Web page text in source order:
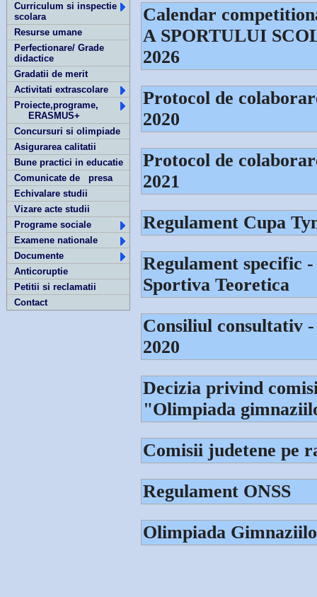
Curriculum si inspectie
scolara
Resurse umane
Perfectionare/ Grade
didactice
Gradatii de merit
Activitati extrascolare
Proiecte,programe,
ERASMUS+
Concursuri si olimpiade
Asigurarea calitatii
Bune practici in educatie
Comunicate de presa
Echivalare studii
Vizare acte studii
Programe sociale
Examene nationale
Documente
Anticoruptie
Petitii si reclamatii
Contact
Calendar
A SPORTULUI
2026
Protocol de
2020
Protocol de
2021
Regulament Cupa
Regulament specific
Sportiva Teoretica
Consiliul consultativ
2020
Decizia privind
"Olimpiada
Comisii judetene pe
Regulament ONSS
Olimpiada